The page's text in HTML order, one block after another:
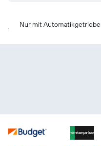
Nur mit Automatikgetriebe